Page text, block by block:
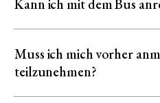
Kann ich mit dem Bus
Muss ich mich vorher
teilzunehmen?